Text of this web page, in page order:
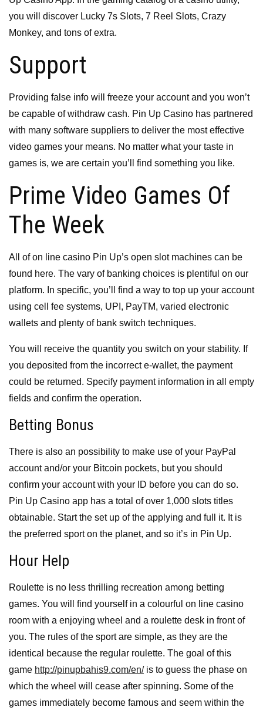
you will discover Lucky 7s Slots, 7 Reel Slots, Crazy
Monkey, and tons of extra.
Support
Providing false info will freeze your account and you won’t
be capable of withdraw cash. Pin Up Casino has partnered
with many software suppliers to deliver the most effective
video games your means. No matter what your taste in
games is, we are certain you’ll find something you like.
Prime Video Games Of
The Week
All of on line casino Pin Up’s open slot machines can be
found here. The vary of banking choices is plentiful on our
platform. In specific, you’ll find a way to top up your account
using cell fee systems, UPI, PayTM, varied electronic
wallets and plenty of bank switch techniques.
You will receive the quantity you switch on your stability. If
you deposited from the incorrect e-wallet, the payment
could be returned. Specify payment information in all empty
fields and confirm the operation.
Betting Bonus
There is also an possibility to make use of your PayPal
account and/or your Bitcoin pockets, but you should
confirm your account with your ID before you can do so.
Pin Up Casino app has a total of over 1,000 slots titles
obtainable. Start the set up of the applying and full it. It is
the preferred sport on the planet, and so it’s in Pin Up.
Hour Help
Roulette is no less thrilling recreation among betting
games. You will find yourself in a colourful on line casino
room with a enjoying wheel and a roulette desk in front of
you. The rules of the sport are simple, as they are the
identical because the regular roulette. The goal of this
game http://pinupbahis9.com/en/is to guess the phase on
which the wheel will cease after spinning. Some of the
games immediately become famous and seem within the